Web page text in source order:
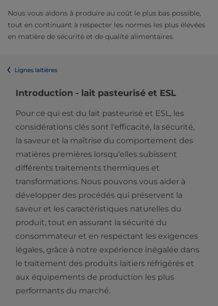
Nous vous aidons à produire au coût le plus bas possible,
tout en continuant à respecter les normes les plus élevées
en matière de sécurité et de qualité alimentaires.
Lignes laitières
Introduction - lait pasteurisé et ESL
Pour ce qui est du lait pasteurisé et ESL, les
considérations clés sont l'efficacité, la sécurité,
la saveur et la maîtrise du comportement des
matières premières lorsqu'elles subissent
différents traitements thermiques et
transformations. Nous pouvons vous aider à
développer des procédés qui préservent la
saveur et les caractéristiques naturelles du
produit, tout en assurant la sécurité du
consommateur et en respectant les exigences
légales, grâce à notre expérience inégalée dans
le traitement des produits laitiers réfrigérés et
aux équipements de production les plus
performants du marché.